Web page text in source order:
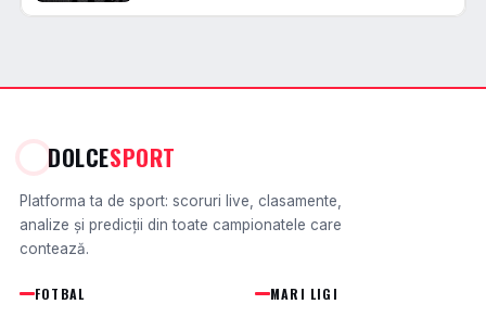
DOLCESPORT
Platforma ta de sport: scoruri live, clasamente,
analize și predicții din toate campionatele care
contează.
FOTBAL MARI LIGI